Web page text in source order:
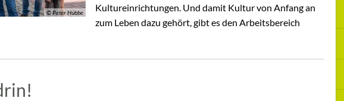
© Peter Hübbe
Kultureinrichtungen. Und damit Kultur von Anfang an
zum Leben dazu gehört, gibt es den Arbeitsbereich